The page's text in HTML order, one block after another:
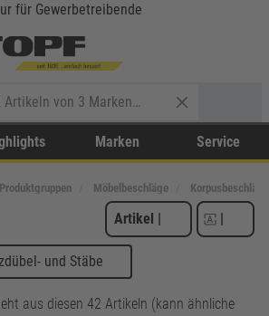
für Gewerbetreibende
Marken Service
Produktgruppen Möbelbeschläge Korpusbeschläge
Artikel | |
und Stäbe
aus diesen 42 Artikeln (kann ähnliche